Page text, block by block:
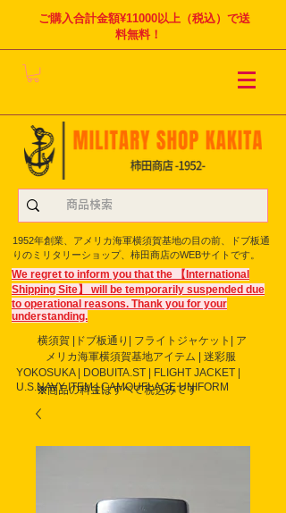
ご購入合計金額¥11000以上（税込）で送
料無料！
1952年創業、アメリカ海軍横須賀基地の目の前、ドブ板通
りのミリタリーショップ、柿田商店のWEBサイトです。
We regret to inform you that the 【International
Shipping Site】 will be temporarily suspended due
to operational reasons. Thank you for your
understanding.
横須賀 |ドブ板通り| フライト ジャケット| ア
メリカ海軍横須賀基地アイテム | 迷彩服
YOKOSUKA | DOBUITA.ST | FLIGHT JACKET |
U.S.NAVY ITEM | CAMOUFLAGE UNIFORM
※商品の料金はすべて税込みです